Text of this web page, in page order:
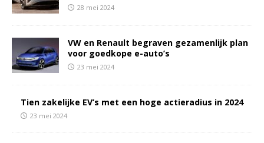
28 mei 2024
VW en Renault begraven gezamenlijk plan
voor goedkope e-auto’s
23 mei 2024
Tien zakelijke EV’s met een hoge actieradius in 2024
23 mei 2024